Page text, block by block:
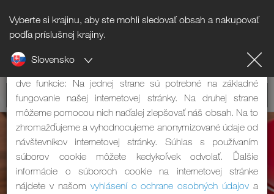
Vyberte si krajinu, aby ste mohli sledovať obsah a nakupovať
podľa príslušnej krajiny.
Slovensko
Informácie o súboroch cookie
Naša internetová stránka používa súbory cookie. Tie majú
dve funkcie: Na jednej strane sú potrebné na základné
fungovanie našej internetovej stránky. Na druhej strane
môžeme pomocou nich naďalej zlepšovať náš obsah. Na to
zhromažďujeme a vyhodnocujeme anonymizované údaje od
návštevníkov internetovej stránky. Súhlas s používaním
súborov cookie môžete kedykoľvek odvolať. Ďalšie
informácie o súboroch cookie na internetovej stránke
nájdete v našom vyhlásení o ochrane osobných údajov a